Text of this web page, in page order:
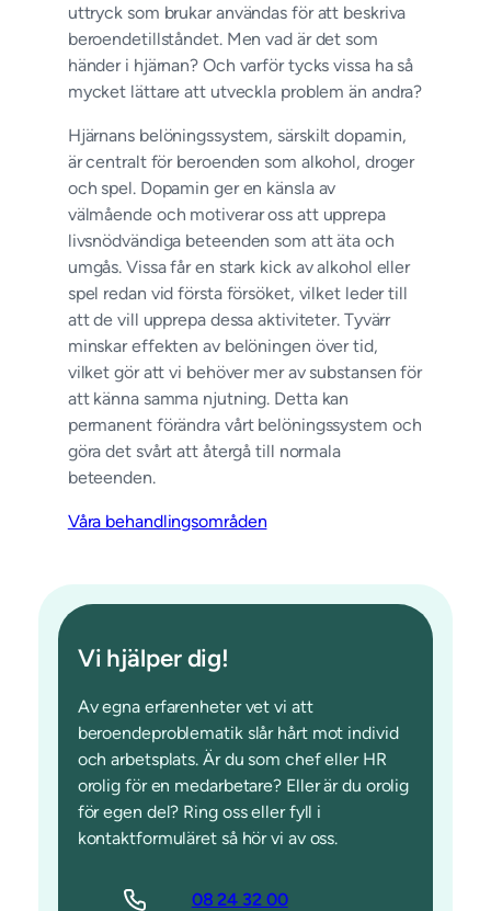
uttryck som brukar användas för att beskriva
beroendetillståndet. Men vad är det som
händer i hjärnan? Och varför tycks vissa ha så
mycket lättare att utveckla problem än andra?
Hjärnans belöningssystem, särskilt dopamin,
är centralt för beroenden som alkohol, droger
och spel. Dopamin ger en känsla av
välmående och motiverar oss att upprepa
livsnödvändiga beteenden som att äta och
umgås. Vissa får en stark kick av alkohol eller
spel redan vid första försöket, vilket leder till
att de vill upprepa dessa aktiviteter. Tyvärr
minskar effekten av belöningen över tid,
vilket gör att vi behöver mer av substansen för
att känna samma njutning. Detta kan
permanent förändra vårt belöningssystem och
göra det svårt att återgå till normala
beteenden.
Våra behandlingsområden
Vi hjälper dig!
Av egna erfarenheter vet vi att
beroendeproblematik slår hårt mot individ
och arbetsplats. Är du som chef eller HR
orolig för en medarbetare? Eller är du orolig
för egen del? Ring oss eller fyll i
kontaktformuläret så hör vi av oss.
08 24 32 00